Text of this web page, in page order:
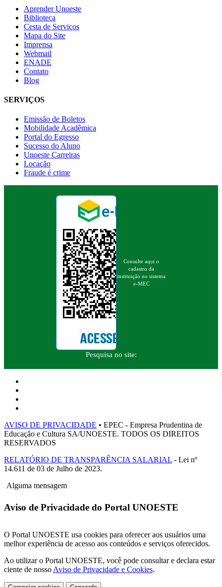
Aprender Unoeste
Biblioteca
Cesta de Serviços
Mapa do Site
Imprensa
Webmail
ENADE
Contato
Blog
SERVIÇOS
Emissão de Boletos
Mobilidade Acadêmica
Portal do Egresso
Sucesso do Aluno
Unoeste Carreiras
Locação
Fraude é crime
Consulte aqui o
cadastro da
instituição no sistema
e-MEC
Pesquisa no site:
AVISO DE PRIVACIDADE • EPEC - Empresa Prudentina de
Educação e Cultura SA/UNOESTE. TODOS OS DIREITOS
RESERVADOS
RELATÓRIO DE TRANSPARÊNCIA SALARIAL - Lei nº
14.611 de 03 de Julho de 2023.
Alguma mensagem
Aviso de Privacidade do Portal UNOESTE
O Portal UNOESTE usa cookies para oferecer aos usuários uma
melhor experiência de acesso aos conteúdos e serviços oferecidos.
Ao utilizar o Portal UNOESTE, você pode consultar e declara estar
ciente de nosso Aviso de Privacidade e Cookies.